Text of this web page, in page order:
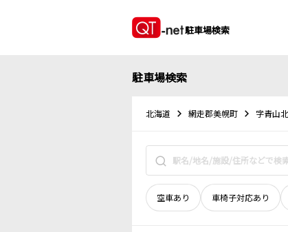
駐車場検索
駐車場検索
北海道 網走郡美幌町 字青山北
空車あり 車椅子対応あり